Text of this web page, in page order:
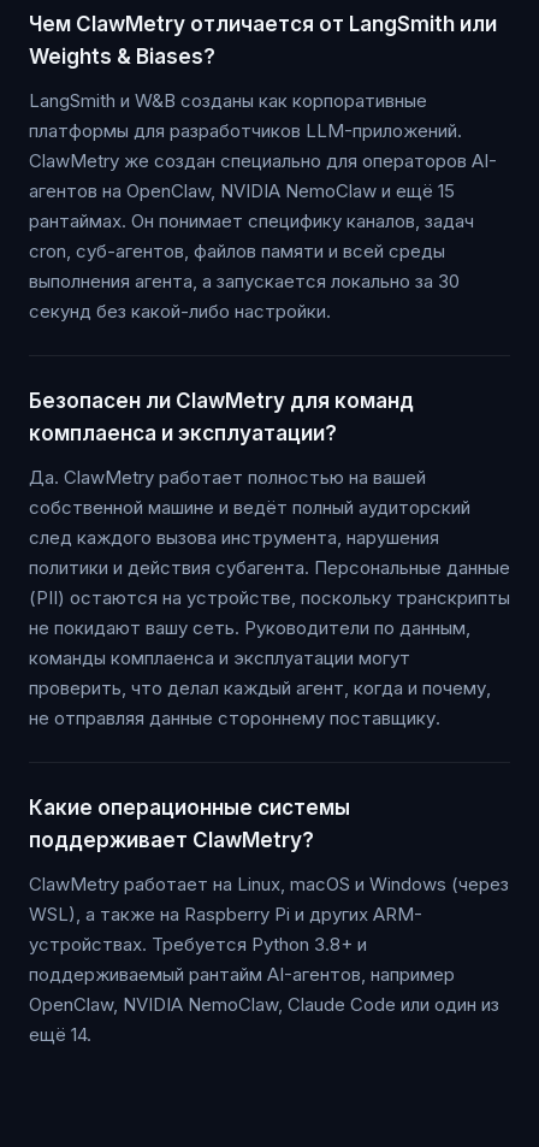
Чем ClawMetry отличается от LangSmith или
Weights & Biases?
LangSmith и W&B созданы как корпоративные
платформы для разработчиков LLM-приложений.
ClawMetry же создан специально для операторов AI-
агентов на OpenClaw, NVIDIA NemoClaw и ещё 15
рантаймах. Он понимает специфику каналов, задач
cron, суб-агентов, файлов памяти и всей среды
выполнения агента, а запускается локально за 30
секунд без какой-либо настройки.
Безопасен ли ClawMetry для команд
комплаенса и эксплуатации?
Да. ClawMetry работает полностью на вашей
собственной машине и ведёт полный аудиторский
след каждого вызова инструмента, нарушения
политики и действия субагента. Персональные данные
(PII) остаются на устройстве, поскольку транскрипты
не покидают вашу сеть. Руководители по данным,
команды комплаенса и эксплуатации могут
проверить, что делал каждый агент, когда и почему,
не отправляя данные стороннему поставщику.
Какие операционные системы
поддерживает ClawMetry?
ClawMetry работает на Linux, macOS и Windows (через
WSL), а также на Raspberry Pi и других ARM-
устройствах. Требуется Python 3.8+ и
поддерживаемый рантайм AI-агентов, например
OpenClaw, NVIDIA NemoClaw, Claude Code или один из
ещё 14.